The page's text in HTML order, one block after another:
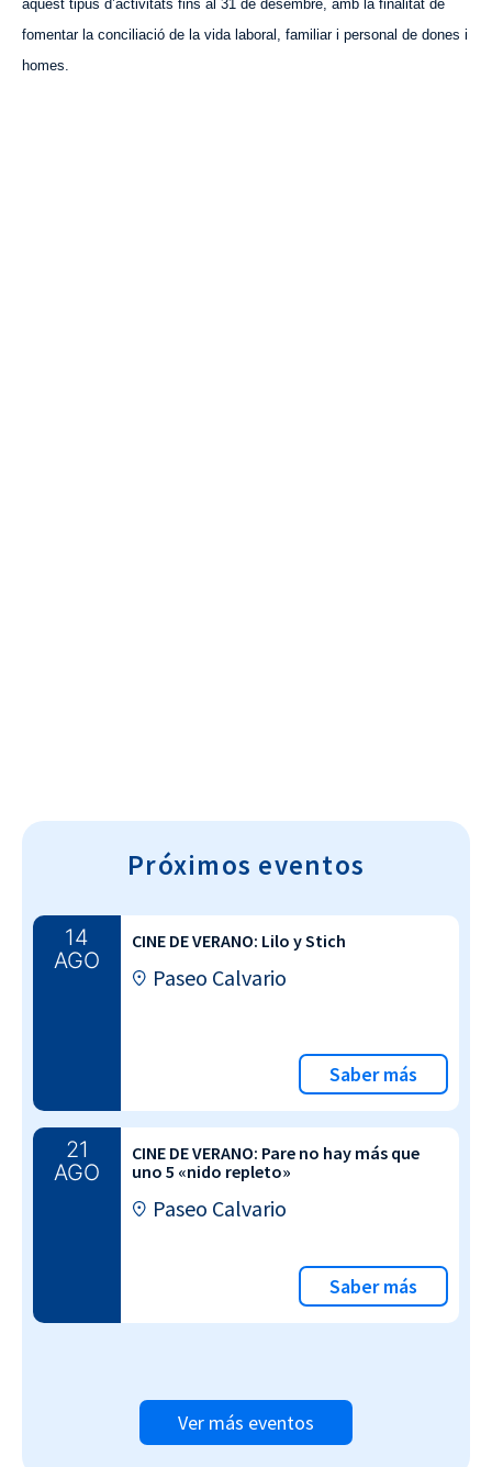
aquest tipus d’activitats fins al 31 de desembre, amb la finalitat de
fomentar la conciliació de la vida laboral, familiar i personal de dones i
homes.
Próximos eventos
14
AGO
CINE DE VERANO: Lilo y Stich
Paseo Calvario
Saber más
21
AGO
CINE DE VERANO: Pare no hay más que
uno 5 «nido repleto»
Paseo Calvario
Saber más
Ver más eventos